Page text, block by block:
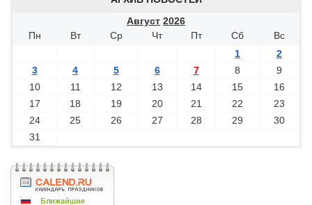
Август 2026
Пн
Вт Ср Чт Пт Сб
Вс
1
2
3
4 5 6 7 8
9
10
11 12 13 14 15
16
17
18 19 20 21 22
23
24
25 26 27 28 29
30
31